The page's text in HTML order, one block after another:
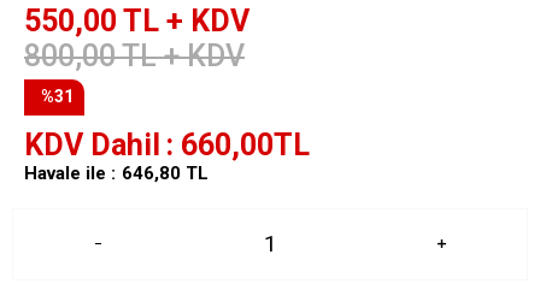
550,00 TL + KDV
800,00TL + KDV
%31
KDV Dahil 660,00TL
Havale ile : TL
646,80